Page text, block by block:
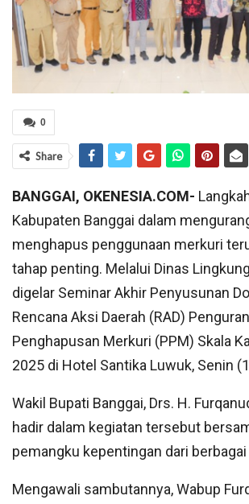
0
Share
BANGGAI, OKENESIA.COM-
Kabupaten Banggai dalam
menghapus penggunaan merkuri
tahap penting. Melalui Dinas
digelar Seminar Akhir Penyusunan
Rencana Aksi Daerah (RAD)
Penghapusan Merkuri (PPM) Skala
2025 di Hotel Santika Luwuk, Senin
Wakil Bupati Banggai, Drs. H.
hadir dalam kegiatan tersebut
pemangku kepentingan dari
Mengawali sambutannya, Wabup